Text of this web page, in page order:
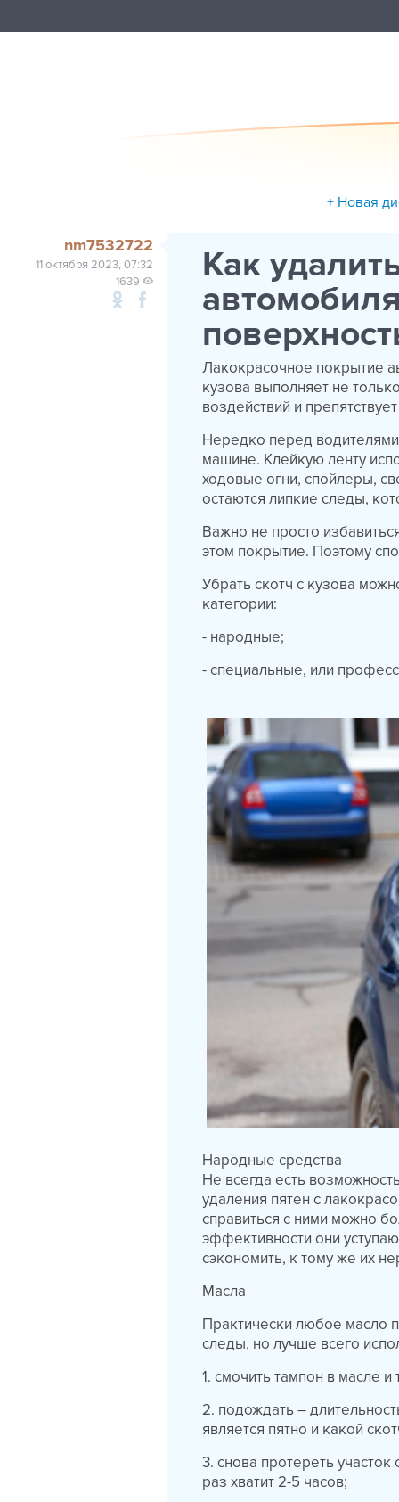
+ Новая
nm7532722
11 октября 2023, 07:32
1639
Как
Лакокрасочное покрытие
кузова выполняет не
воздействий и
Нередко перед водителями
машине. Клейкую ленту
ходовые огни, спойлеры,
остаются липкие следы,
Важно не просто
этом покрытие. Поэтому
Убрать скотч с кузова
категории:
- народные;
- специальные, или
Народные средства
Не всегда есть
удаления пятен с
справиться с ними можно
эффективности они
сэкономить, к тому же их
Масла
Практически любое масло
следы, но лучше всего
1. смочить тампон в масле
2. подождать –
является пятно и какой
3. снова протереть
раз хватит 2-5 часов;